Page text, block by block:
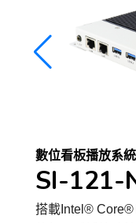
數位看板播放系統
SI-121-
搭載Intel® Core®